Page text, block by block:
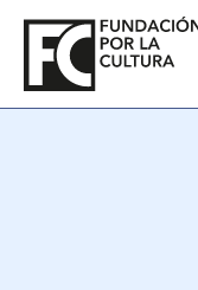
contenido